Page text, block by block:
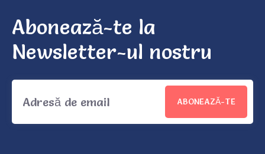
Abonează-te la
Newsletter-ul nostru
ABONEAZĂ-TE